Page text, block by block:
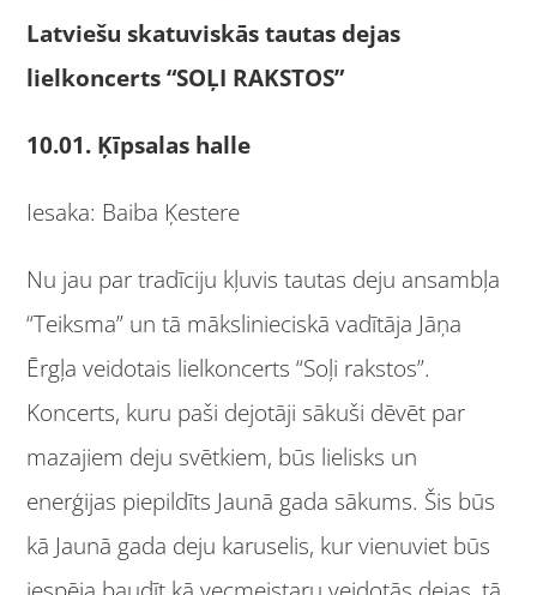
Latviešu skatuviskās tautas dejas
lielkoncerts “SOĻI RAKSTOS”
10.01. Ķīpsalas halle
Iesaka: Baiba Ķestere
Nu jau par tradīciju kļuvis tautas deju ansambļa
“Teiksma” un tā mākslinieciskā vadītāja Jāņa
Ērgļa veidotais lielkoncerts “Soļi rakstos”.
Koncerts, kuru paši dejotāji sākuši dēvēt par
mazajiem deju svētkiem, būs lielisks un
enerģijas piepildīts Jaunā gada sākums. Šis būs
kā Jaunā gada deju karuselis, kur vienuviet būs